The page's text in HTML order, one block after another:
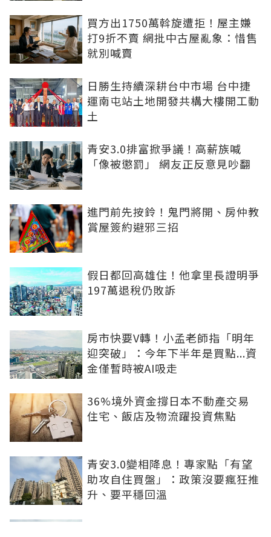
買方出1750萬斡旋遭拒！屋主嫌
打9折不賣 網批中古屋亂象：惜售
就別喊賣
日勝生持續深耕台中市場 台中捷
運南屯站土地開發共構大樓開工動
土
青安3.0排富掀爭議！高薪族喊
「像被懲罰」 網友正反意見吵翻
進門前先按鈴！鬼門將開、房仲教
賞屋簽約避邪三招
假日都回高雄住！他拿里長證明爭
197萬退稅仍敗訴
房市快要V轉！小孟老師指「明年
迎突破」：今年下半年是買點...資
金僅暫時被AI吸走
36%境外資金撐日本不動產交易
住宅、飯店及物流躍投資焦點
青安3.0變相降息！專家點「有望
助攻自住買盤」：政策沒要瘋狂推
升、要平穩回溫